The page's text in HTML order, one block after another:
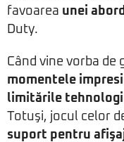
favoarea unei
Duty.
Când vine vorba de
momentele
limitările
Totuşi, jocul celor
suport pentru